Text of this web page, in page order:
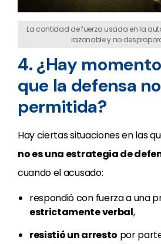
La cantidad de fuerza usada en la
razonable y no
4. ¿Hay
que la defensa
permitida?
Hay ciertas situaciones en las
no esuna estrategia de
cuando el acusado:
respondió con fuerza a una
estrictamente verbal,
resistió un arresto por